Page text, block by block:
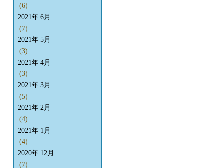
(6)
2021年 6月
(7)
2021年 5月
(3)
2021年 4月
(3)
2021年 3月
(5)
2021年 2月
(4)
2021年 1月
(4)
2020年 12月
(7)